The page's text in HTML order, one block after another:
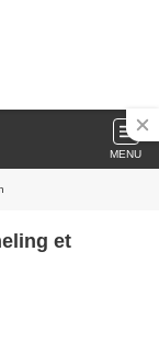
MENU
et